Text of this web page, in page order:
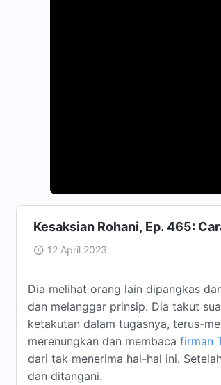
Kesaksian Rohani, Ep. 465:
12 April 2023
Dia melihat orang lain dipangkas
dan melanggar prinsip. Dia takut
ketakutan dalam tugasnya, terus-
merenungkan dan membaca firman
dari tak menerima hal-hal ini.
dan ditangani.